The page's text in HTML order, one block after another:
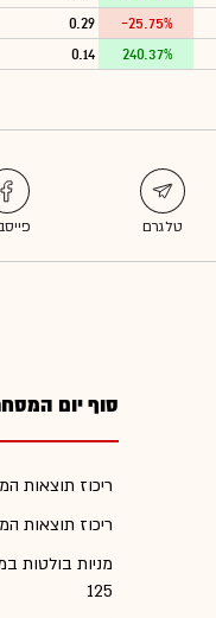
-25.75%
0.29
240.37%
0.14
סוף יום
ריכוז תוצאות
ריכוז תוצאות
מניות בולטות
125